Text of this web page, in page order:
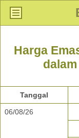
Harga
Tanggal
06/08/26